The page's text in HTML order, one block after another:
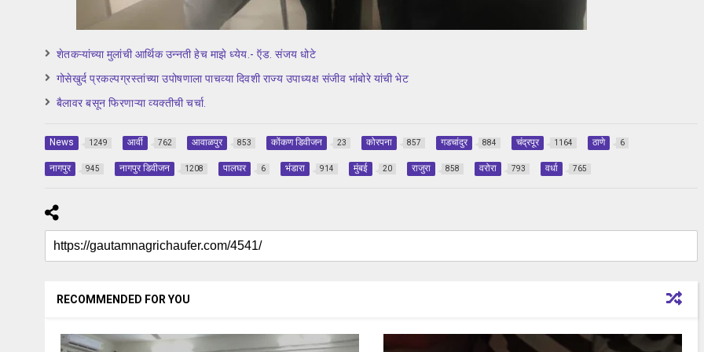
शेतकऱ्यांच्या मुलांची आर्थिक उन्नती हेच माझे ध्येय.- ऍड. संजय धोटे
गोसेखुर्द प्रकल्पग्रस्तांच्या उपोषणाला पाचव्या दिवशी राज्य उपाध्यक्ष संजीव भांबोरे यांची भेट
बैलावर बसून फिरणाऱ्या व्यक्तीची चर्चा.
News 1249 आर्वी 762 आवाळपुर 853 कोंकण डिवीजन 23 कोरपना 857 गडचांदुर 884 चंद्रपूर 1164 ठाणे 6
नागपुर 945 नागपुर डिवीजन 1208 पालघर 6 भंडारा 914 मुंबई 20 राजुरा 858 वरोरा 793 वर्धा 765
RECOMMENDED FOR YOU